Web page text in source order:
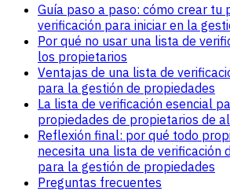
Guía paso a paso: cómo crear tu
verificación para iniciar en la
Por qué no usar una lista de
los propietarios
Ventajas de una lista de
para la gestión de propiedades
La lista de verificación esencial
propiedades de propietarios de
Reflexión final: por qué todo
necesita una lista de verificación
para la gestión de propiedades
Preguntas frecuentes